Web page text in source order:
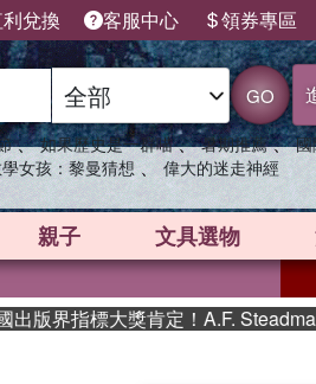
兌換 客服中心 領券專區
GO
、 如果歷史是一群喵 、 暑期推薦 、
女孩：黎曼猜想 、 偉大的迷走神經
親子 文具選物
界指標大獎肯定！A.F. Steadman